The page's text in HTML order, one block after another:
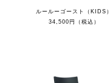
ルールーゴースト（KIDS）
34,500円（税込）